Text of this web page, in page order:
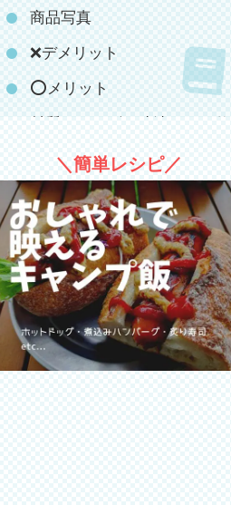
商品写真
❌デメリット
⭕️メリット
キャンプやアウトドアの屋外
料理で使えるスグレモノ
＼簡単レシピ／